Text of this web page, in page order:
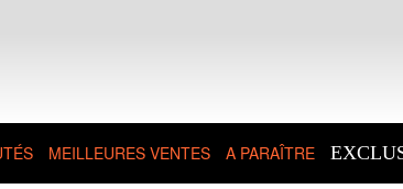
MEILLEURES VENTES A PARAÎTRE